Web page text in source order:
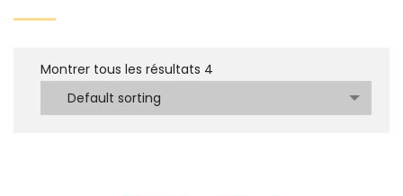
Montrer tous les résultats 4
Default sorting